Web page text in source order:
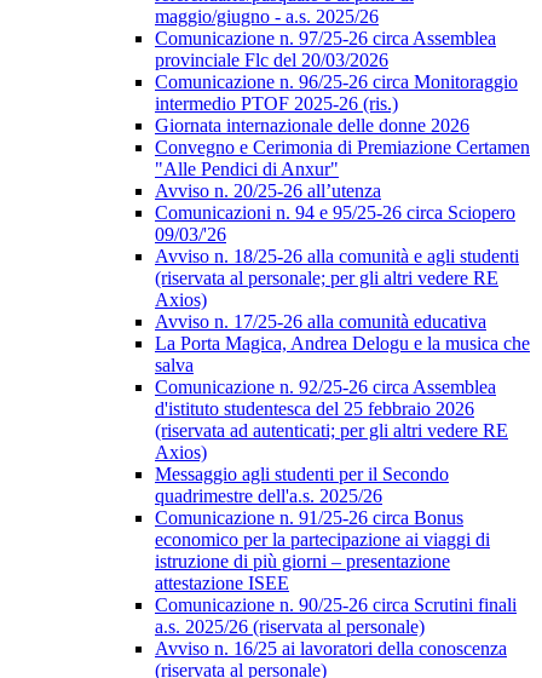
maggio/giugno - a.s. 2025/26
Comunicazione n. 97/25-26 circa Assemblea
provinciale Flc del 20/03/2026
Comunicazione n. 96/25-26 circa Monitoraggio
intermedio PTOF 2025-26 (ris.)
Giornata internazionale delle donne 2026
Convegno e Cerimonia di Premiazione Certamen
"Alle Pendici di Anxur"
Avviso n. 20/25-26 all’utenza
Comunicazioni n. 94 e 95/25-26 circa Sciopero
09/03/'26
Avviso n. 18/25-26 alla comunità e agli studenti
(riservata al personale; per gli altri vedere RE
Axios)
Avviso n. 17/25-26 alla comunità educativa
La Porta Magica, Andrea Delogu e la musica che
salva
Comunicazione n. 92/25-26 circa Assemblea
d'istituto studentesca del 25 febbraio 2026
(riservata ad autenticati; per gli altri vedere RE
Axios)
Messaggio agli studenti per il Secondo
quadrimestre dell'a.s. 2025/26
Comunicazione n. 91/25-26 circa Bonus
economico per la partecipazione ai viaggi di
istruzione di più giorni – presentazione
attestazione ISEE
Comunicazione n. 90/25-26 circa Scrutini finali
a.s. 2025/26 (riservata al personale)
Avviso n. 16/25 ai lavoratori della conoscenza
(riservata al personale)